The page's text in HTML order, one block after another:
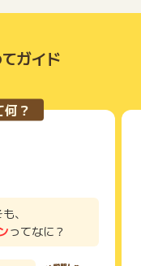
象外とみなし、「獲
可のサービス・お買
サイトなどを経由し
いただくことを推奨
から送られる購入完
得条件、キャンペー
いますが、ご利用さ
はなく、代理店が行
詳細を把握しており
ておりポイントが獲
ガイド
？
、
ってなに？